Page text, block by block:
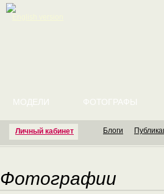
Личный кабинет
МОДЕЛИ ФОТОГРАФЫ
Блоги
Фотографии